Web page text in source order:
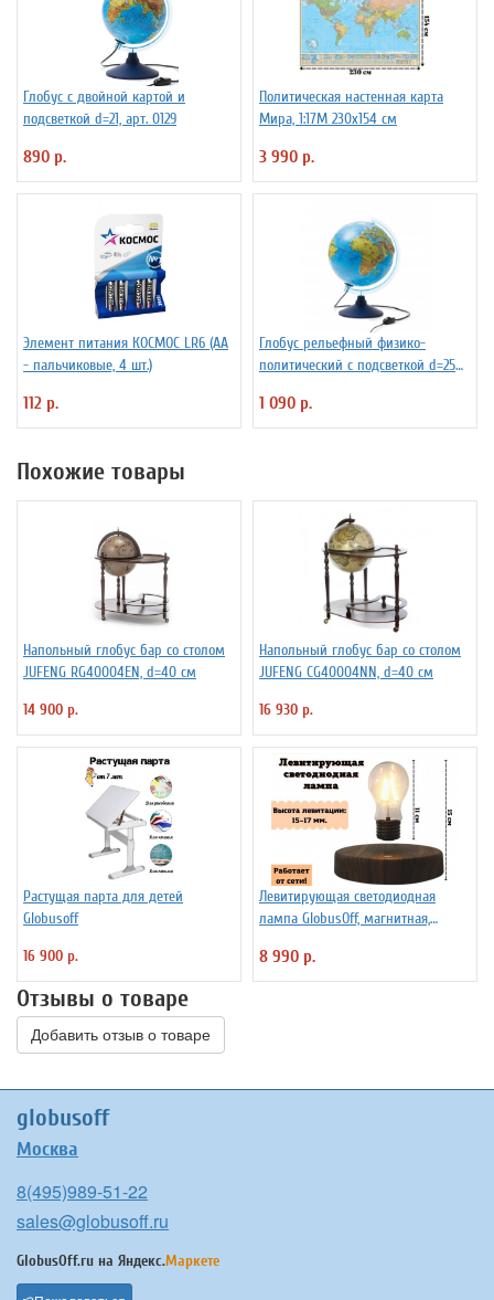
Глобус с двойной картой и
подсветкой d=21, арт. 0129
890 р.
Политическая настенная карта
Мира, 1:17М 230х154 см
3 990 р.
Элемент питания КОСМОС LR6 (АА
- пальчиковые, 4 шт.)
112 р.
Глобус рельефный физико-
политический с подсветкой d=25
1 090 р.
Похожие товары
Напольный глобус бар со столом
JUFENG RG40004EN, d=40 см
14 900 р.
Напольный глобус бар со столом
JUFENG CG40004NN, d=40 см
16 930 р.
Растущая парта для детей
Globusoff
16 900 р.
Левитирующая светодиодная
лампа GlobusOff, магнитная,
8 990 р.
Отзывы о товаре
Добавить отзыв о товаре
globusoff
Москва
8(495)989-51-22
sales@globusoff.ru
GlobusOff.ru на Яндекс.Маркете